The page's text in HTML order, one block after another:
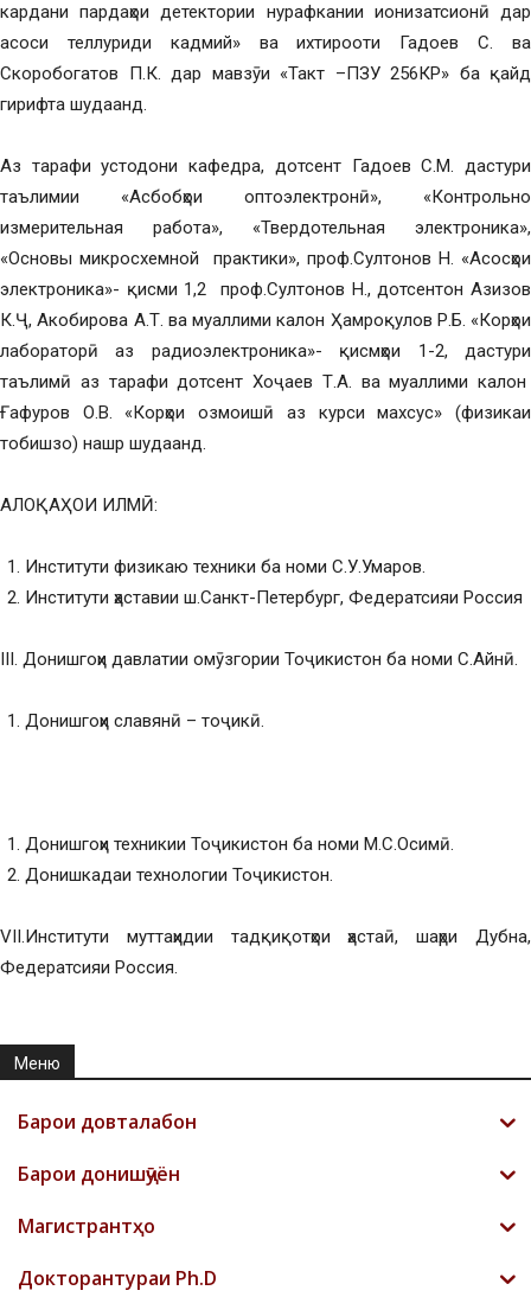
кардани пардаҳои детектории нурафкании ионизатсионӣ дар
асоси теллуриди кадмий» ва ихтирооти Гадоев С. ва
Скоробогатов П.К. дар мавзӯи «Такт –ПЗУ 256КР» ба қайд
гирифта шудаанд.
Аз тарафи устодони кафедра, дотсент Гадоев С.М. дастури
таълимии «Асбобҳои оптоэлектронӣ», «Контрольно
измерительная работа», «Твердотельная электроника»,
«Основы микросхемной практики», проф.Султонов Н. «Асосҳои
электроника»- қисми 1,2 проф.Султонов Н., дотсентон Азизов
К.Ҷ, Акобирова А.Т. ва муаллими калон Ҳамроқулов Р.Б. «Корҳои
лабораторӣ аз радиоэлектроника»- қисмҳои 1-2, дастури
таълимӣ аз тарафи дотсент Хоҷаев Т.А. ва муаллими калон
Ғафуров О.В. «Корҳои озмоишӣ аз курси махсус» (физикаи
тобишзо) нашр шудаанд.
АЛОҚАҲОИ ИЛМӢ:
Институти физикаю техники ба номи С.У.Умаров.
Институти ҳаставии ш.Санкт-Петербург, Федератсияи Россия
III. Донишгоҳи давлатии омӯзгории Тоҷикистон ба номи С.Айнӣ.
Донишгоҳи славянӣ – тоҷикӣ.
Донишгоҳи техникии Тоҷикистон ба номи М.С.Осимӣ.
Донишкадаи технологии Тоҷикистон.
VII.Институти муттаҳидии тадқиқотҳои ҳастаӣ, шаҳри Дубна,
Федератсияи Россия.
Меню
Барои довталабон
Барои донишҷӯён
Магистрантҳо
Докторантураи Ph.D